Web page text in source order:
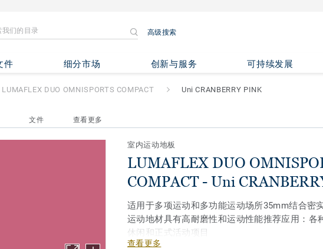
高级搜索
件 细分市场 创新与服务 可持续发展
OMNISPORTS COMPACT
LUMAFLEX DUO OMNISPORTS COMPACT Uni CRANBERRY PINK
文件 查看更多
室内运动地板
LUMAFLEX DUO
COMPACT - Uni
适用于多项运动和多功能运动场所35mm结合密
运动地材具有高耐磨性和运动性能推荐应用：各
休闲和正式活动项目
查看更多